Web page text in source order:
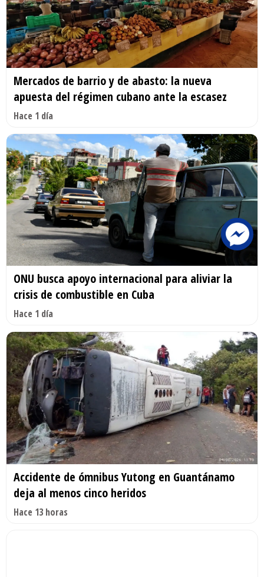
Mercados de barrio y de abasto: la nueva
apuesta del régimen cubano ante la escasez
Hace 1 día
ONU busca apoyo internacional para aliviar la
crisis de combustible en Cuba
Hace 1 día
Accidente de ómnibus Yutong en Guantánamo
deja al menos cinco heridos
Hace 13 horas